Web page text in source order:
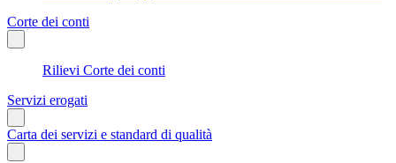
Corte dei conti
Rilievi Corte dei conti
Servizi erogati
Carta dei servizi e standard di qualità